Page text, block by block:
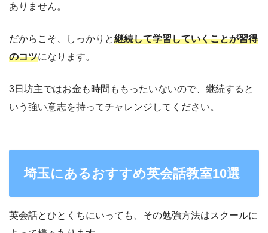
ありません。
だからこそ、しっかりと継続して学習していくことが習得
のコツになります。
3日坊主ではお金も時間ももったいないので、継続すると
いう強い意志を持ってチャレンジしてください。
埼玉にあるおすすめ英会話教室10選
英会話とひとくちにいっても、その勉強方法はスクールに